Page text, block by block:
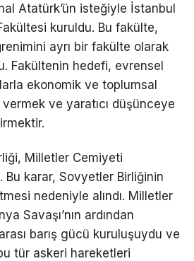
Atatürk’ün isteğiyle İstanbul
kuruldu. Bu fakülte,
ayrı bir fakülte olarak
Fakültenin hedefi, evrensel
ekonomik ve toplumsal
ve yaratıcı düşünceye
Milletler Cemiyeti
Bu karar, Sovyetler Birliğinin
nedeniyle alındı. Milletler
Savaşı’nın ardından
barış gücü kuruluşuydu ve
tür askeri hareketleri